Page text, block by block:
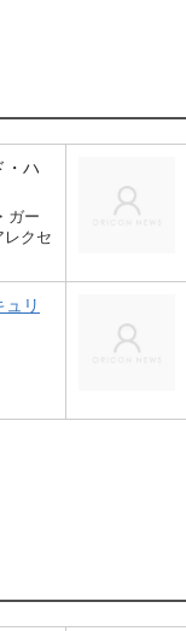
・ハ
ガー
レクセ
ュリ